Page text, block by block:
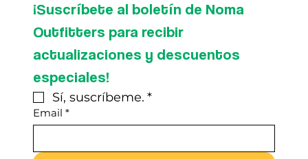
¡Suscríbete al boletín de Noma
Outfitters para recibir
actualizaciones y descuentos
especiales!
Sí, suscríbeme. *
Email *